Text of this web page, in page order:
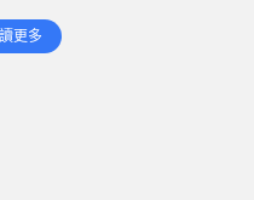
調整
，
更多